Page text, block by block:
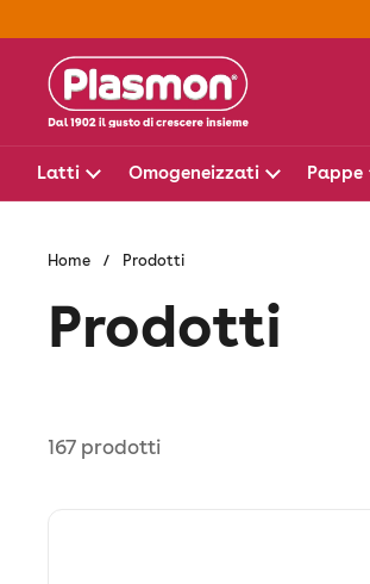
Latti Omogeneizzati Pappe
Home / Prodotti
Prodotti
167 prodotti